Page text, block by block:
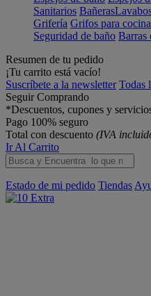
Sanitarios Bañeras
Grifería Grifos para cocina
Seguridad de baño Barras
Resumen de tu pedido
¡Tu carrito está vacío!
Suscríbete a la newsletter Todas
Seguir Comprando
*Descuentos, cupones y
Pago 100% seguro
Total con descuento (IVA
Ir Al Carrito
Estado de mi pedido Tiendas